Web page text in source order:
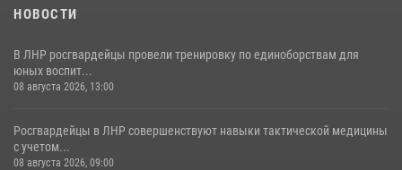
НОВОСТИ
В ЛНР росгвардейцы провели тренировку по единоборствам для
юных воспит...
08 августа 2026, 13:00
Росгвардейцы в ЛНР совершенствуют навыки тактической медицины
с учетом...
08 августа 2026, 09:00